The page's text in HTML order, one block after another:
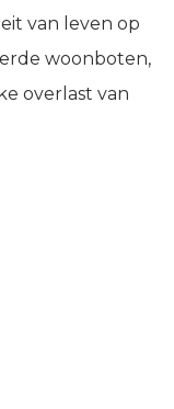
van leven op
woonboten,
overlast van